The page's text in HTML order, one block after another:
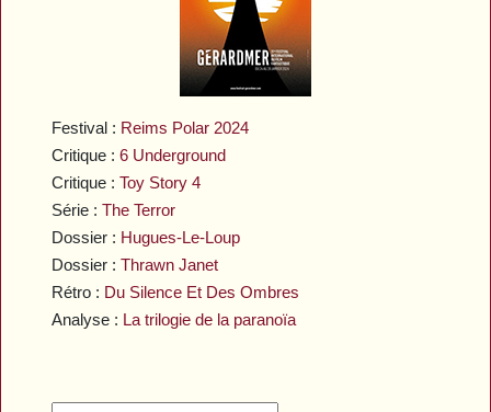
Festival : Reims Polar 2024
Critique :6 Underground
Critique :Toy Story 4
Série :The Terror
Dossier : Hugues-Le-Loup
Dossier :Thrawn Janet
Rétro : Du Silence Et Des Ombres
Analyse : La trilogie de la paranoïa